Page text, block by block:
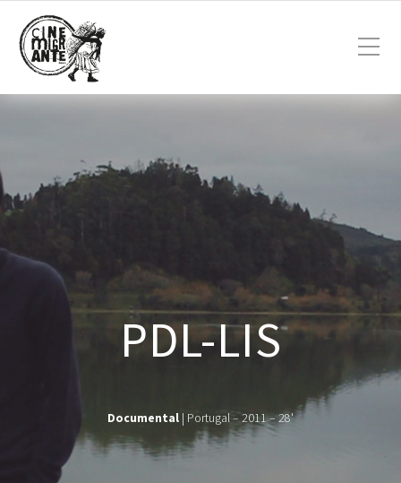
PDL-LIS
Documental | Portugal – 2011 – 28'